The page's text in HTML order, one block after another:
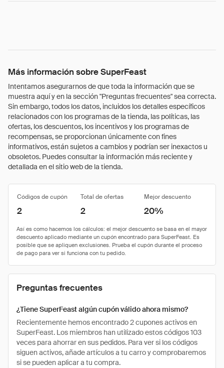
Más información sobre SuperFeast
Intentamos asegurarnos de que toda la información que se
muestra aquí y en la sección "Preguntas frecuentes" sea correcta.
Sin embargo, todos los datos, incluidos los detalles específicos
relacionados con los programas de la tienda, las políticas, las
ofertas, los descuentos, los incentivos y los programas de
recompensas, se proporcionan únicamente con fines
informativos, están sujetos a cambios y podrían ser inexactos u
obsoletos. Puedes consultar la información más reciente y
detallada en el sitio web de la tienda.
Códigos de cupón Total de ofertas Mejor descuento
2 2 20%
Preguntas frecuentes
¿Tiene SuperFeast algún cupón válido ahora mismo?
Recientemente hemos encontrado 2 cupones activos en
SuperFeast. Los miembros han utilizado estos códigos 103
veces para ahorrar en sus pedidos. Para ver si los códigos
siguen activos, añade artículos a tu carro y comprobaremos
si se pueden aplicar a tu compra.